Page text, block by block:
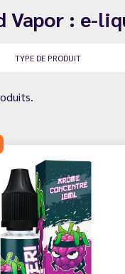
Vapor : e-
TYPE DE PRODUIT